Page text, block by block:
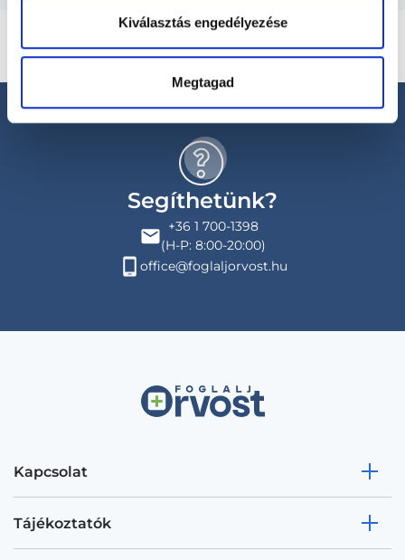
Kiválasztás engedélyezése
Megtagad
Segíthetünk?
+36 1 700-1398
(H-P: 8:00-20:00)
office@foglaljorvost.hu
Kapcsolat
Tájékoztatók